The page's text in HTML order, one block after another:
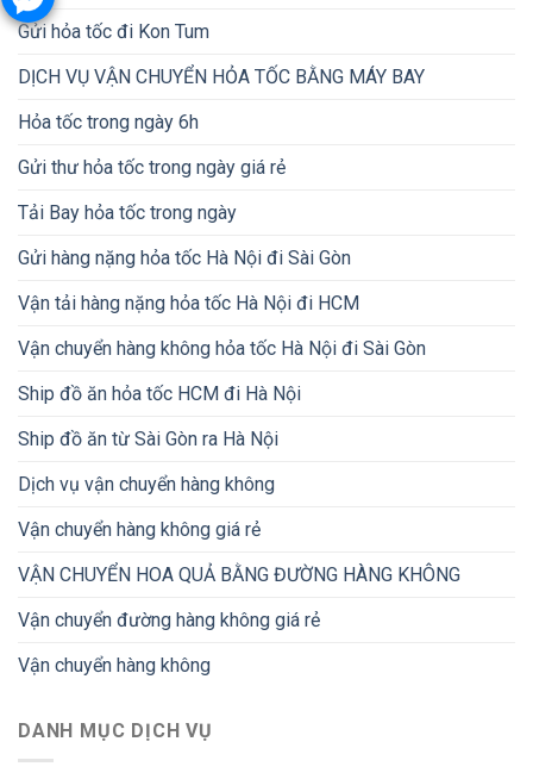
Gửi hỏa tốc đi Kon Tum
DỊCH VỤ VẬN CHUYỂN HỎA TỐC BẰNG MÁY BAY
Hỏa tốc trong ngày 6h
Gửi thư hỏa tốc trong ngày giá rẻ
Tải Bay hỏa tốc trong ngày
Gửi hàng nặng hỏa tốc Hà Nội đi Sài Gòn
Vận tải hàng nặng hỏa tốc Hà Nội đi HCM
Vận chuyển hàng không hỏa tốc Hà Nội đi Sài Gòn
Ship đồ ăn hỏa tốc HCM đi Hà Nội
Ship đồ ăn từ Sài Gòn ra Hà Nội
Dịch vụ vận chuyển hàng không
Vận chuyển hàng không giá rẻ
VẬN CHUYỂN HOA QUẢ BẰNG ĐƯỜNG HÀNG KHÔNG
Vận chuyển đường hàng không giá rẻ
Vận chuyển hàng không
DANH MỤC DỊCH VỤ